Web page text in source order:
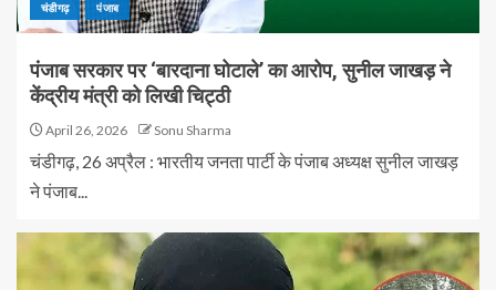
चंडीगढ़ पंजाब
पंजाब सरकार पर ‘बारदाना घोटाले’ का आरोप, सुनील जाखड़ ने
केंद्रीय मंत्री को लिखी चिट्ठी
April 26, 2026 Sonu Sharma
चंडीगढ़, 26 अप्रैल : भारतीय जनता पार्टी के पंजाब अध्यक्ष सुनील जाखड़
ने पंजाब...